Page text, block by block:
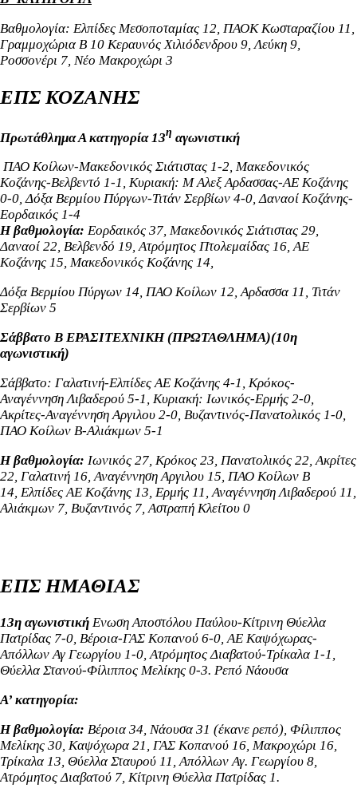
Βαθμολογία: Ελπίδες Μεσοποταμίας 12, ΠΑΟΚ Κωσταραζίου 11,
Γραμμοχώρια Β 10 Κεραυνός Χιλιόδενδρου 9, Λεύκη 9,
Ροσσονέρι 7, Νέο Μακροχώρι 3
ΕΠΣ ΚΟΖΑΝΗΣ
Πρωτάθλημα Α κατηγορία 13η αγωνιστική
ΠΑΟ Κοίλων-Μακεδονικός Σιάτιστας 1-2, Μακεδονικός
Κοζάνης-Βελβεντό 1-1, Κυριακή: Μ Αλεξ Αρδασσας-ΑΕ Κοζάνης
0-0, Δόξα Βερμίου Πύργων-Τιτάν Σερβίων 4-0, Δαναοί Κοζάνης-
Εορδαικός 1-4
Η βαθμολογία: Εορδαικός 37, Μακεδονικός Σιάτιστας 29,
Δαναοί 22, Βελβενδό 19, Ατρόμητος Πτολεμαίδας 16, ΑΕ
Κοζάνης 15, Μακεδονικός Κοζάνης 14,
Δόξα Βερμίου Πύργων 14, ΠΑΟ Κοίλων 12, Αρδασσα 11, Τιτάν
Σερβίων 5
Σάββατο Β ΕΡΑΣΙΤΕΧΝΙΚΗ (ΠΡΩΤΑΘΛΗΜΑ)(10η
αγωνιστική)
Σάββατο: Γαλατινή-Ελπίδες ΑΕ Κοζάνης 4-1, Κρόκος-
Αναγέννηση Λιβαδερού 5-1, Κυριακή: Ιωνικός-Ερμής 2-0,
Ακρίτες-Αναγέννηση Αργιλου 2-0, Βυζαντινός-Πανατολικός 1-0,
ΠΑΟ Κοίλων Β-Αλιάκμων 5-1
Η βαθμολογία: Iωνικός 27, Κρόκος 23, Πανατολικός 22, Ακρίτες
22, Γαλατινή 16, Αναγέννηση Αργιλου 15, ΠΑΟ Κοίλων Β
14, Ελπίδες ΑΕ Κοζάνης 13, Ερμής 11, Αναγέννηση Λιβαδερού 11,
Αλιάκμων 7, Βυζαντινός 7, Αστραπή Κλείτου 0
ΕΠΣ ΗΜΑΘΙΑΣ
13η αγωνιστική Ενωση Αποστόλου Παύλου-Κίτρινη Θύελλα
Πατρίδας 7-0, Βέροια-ΓΑΣ Κοπανού 6-0, ΑΕ Καψόχωρας-
Απόλλων Αγ Γεωργίου 1-0, Ατρόμητος Διαβατού-Τρίκαλα 1-1,
Θύελλα Στανού-Φίλιππος Μελίκης 0-3. Ρεπό Νάουσα
Α’ κατηγορία:
Η βαθμολογία: Βέροια 34, Νάουσα 31 (έκανε ρεπό), Φίλιππος
Μελίκης 30, Καψόχωρα 21, ΓΑΣ Κοπανού 16, Μακροχώρι 16,
Τρίκαλα 13, Θύελλα Σταυρού 11, Απόλλων Αγ. Γεωργίου 8,
Ατρόμητος Διαβατού 7, Κίτρινη Θύελλα Πατρίδας 1.